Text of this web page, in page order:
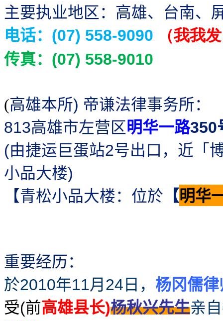
主要执业地区：高雄、台南、
电话： (07) 558-9090
（我我
传真： (07) 558-9010
(高雄本所) 帝谦法律事务所：
813高雄市左营区明华一路350
(由捷运巨蛋站2号出口，近「
小品大楼)
【青松小品大楼：位於 【明华
重要经历：
於2010年11月24日， 杨冈儒
受(前高雄县长)杨秋兴先生亲